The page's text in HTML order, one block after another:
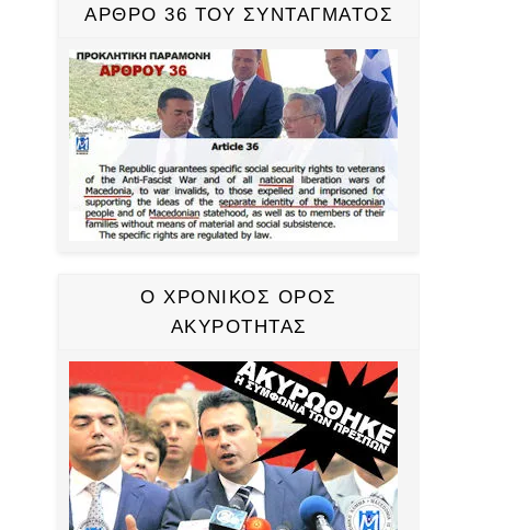
ΑΡΘΡΟ 36 ΤΟΥ ΣΥΝΤΑΓΜΑΤΟΣ
Ο ΧΡΟΝΙΚΟΣ ΟΡΟΣ
ΑΚΥΡΟΤΗΤΑΣ